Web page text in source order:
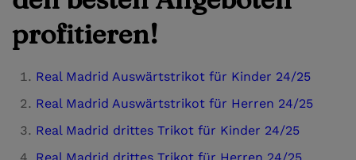
profitieren!
Real Madrid Auswärtstrikot für Kinder 24/25
Real Madrid Auswärtstrikot für Herren 24/25
Real Madrid drittes Trikot für Kinder 24/25
Real Madrid drittes Trikot für Herren 24/25